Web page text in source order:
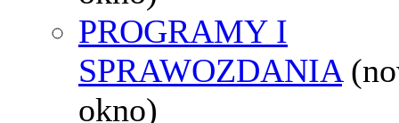
PROGRAMY I
SPRAWOZDANIA
okno)